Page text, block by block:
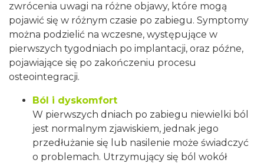
zwrócenia uwagi na różne objawy, które mogą
pojawić się w różnym czasie po zabiegu. Symptomy
można podzielić na wczesne, występujące w
pierwszych tygodniach po implantacji, oraz późne,
pojawiające się po zakończeniu procesu
osteointegracji.
Ból i dyskomfort
W pierwszych dniach po zabiegu niewielki ból
jest normalnym zjawiskiem, jednak jego
przedłużanie się lub nasilenie może świadczyć
o problemach. Utrzymujący się ból wokół